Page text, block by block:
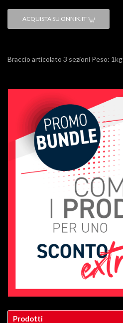
ACQUISTA SU ONNIK.IT
Braccio articolato 3 sezioni Peso: 1kg
Prodotti